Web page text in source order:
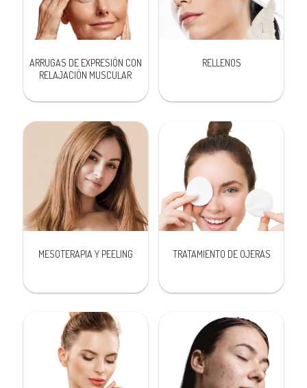
ARRUGAS DE EXPRESIÓN CON
RELAJACIÓN MUSCULAR
RELLENOS
MESOTERAPIA Y PEELING TRATAMIENTO DE OJERAS